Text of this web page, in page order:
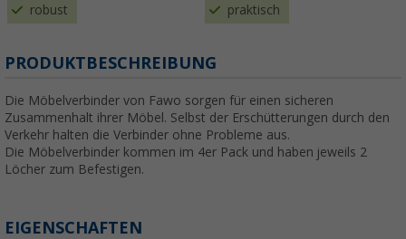
robust praktisch
PRODUKTBESCHREIBUNG
Die Möbelverbinder von Fawo sorgen für einen sicheren
Zusammenhalt ihrer Möbel. Selbst der Erschütterungen durch den
Verkehr halten die Verbinder ohne Probleme aus.
Die Möbelverbinder kommen im 4er Pack und haben jeweils 2
Löcher zum Befestigen.
EIGENSCHAFTEN